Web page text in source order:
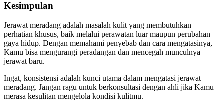
Kesimpulan
Jerawat meradang adalah masalah kulit yang membutuhkan
perhatian khusus, baik melalui perawatan luar maupun perubahan
gaya hidup. Dengan memahami penyebab dan cara mengatasinya,
Kamu bisa mengurangi peradangan dan mencegah munculnya
jerawat baru.
Ingat, konsistensi adalah kunci utama dalam mengatasi jerawat
meradang. Jangan ragu untuk berkonsultasi dengan ahli jika Kamu
merasa kesulitan mengelola kondisi kulitmu.